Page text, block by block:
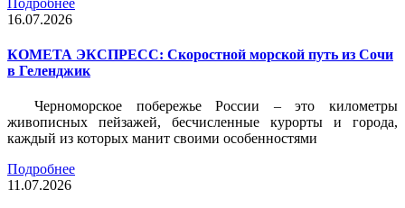
16.07.2026
КОМЕТА ЭКСПРЕСС: Скоростной морской путь из Сочи
в Геленджик
Черноморское побережье России – это километры
живописных пейзажей, бесчисленные курорты и города,
каждый из которых манит своими особенностями
Подробнее
11.07.2026